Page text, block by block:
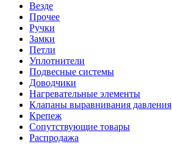
Везде
Прочее
Ручки
Замки
Петли
Уплотнители
Подвесные системы
Доводчики
Нагревательные элементы
Клапаны выравнивания давления
Крепеж
Сопутствующие товары
Распродажа